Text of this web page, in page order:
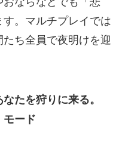
。マルチプレイでは
ち全員で夜明けを迎
たを狩りに来る。
モード